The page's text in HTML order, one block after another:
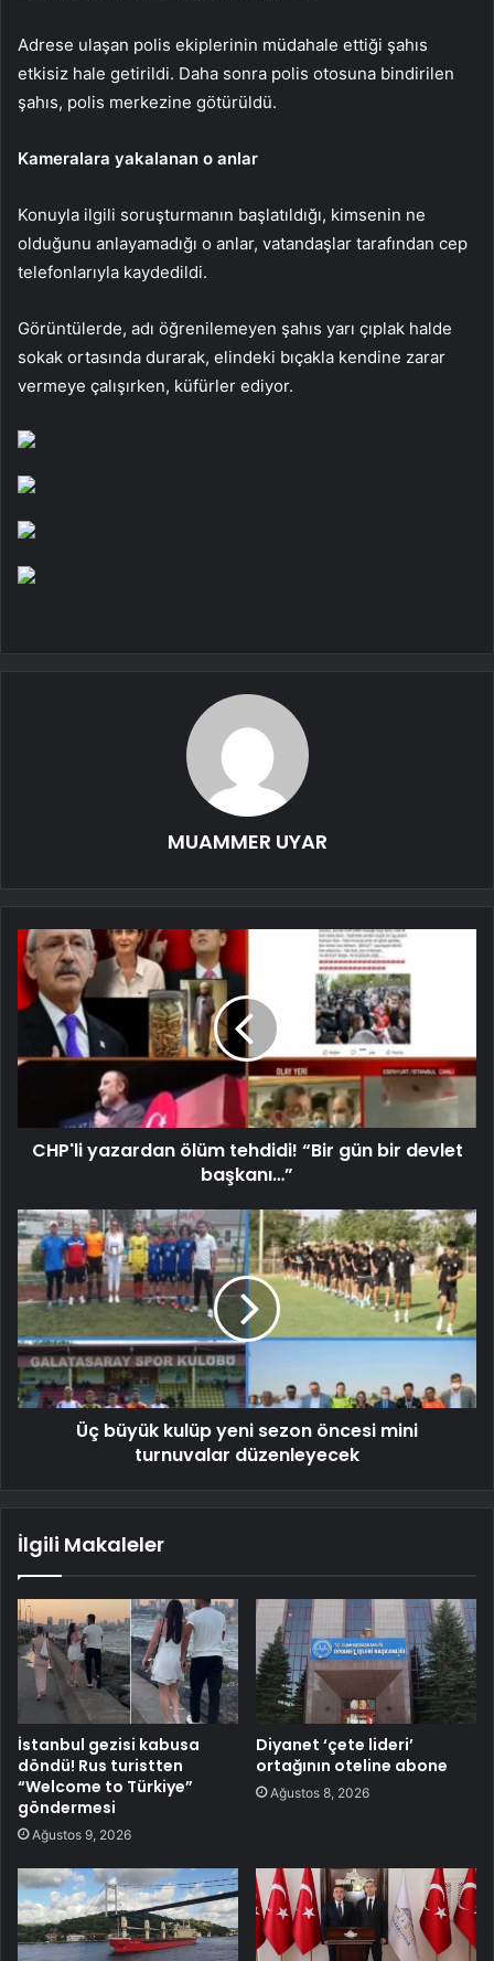
Adrese ulaşan polis ekiplerinin müdahale ettiği şahıs
etkisiz hale getirildi. Daha sonra polis otosuna bindirilen
şahıs, polis merkezine götürüldü.
Kameralara yakalanan o anlar
Konuyla ilgili soruşturmanın başlatıldığı, kimsenin ne
olduğunu anlayamadığı o anlar, vatandaşlar tarafından cep
telefonlarıyla kaydedildi.
Görüntülerde, adı öğrenilemeyen şahıs yarı çıplak halde
sokak ortasında durarak, elindeki bıçakla kendine zarar
vermeye çalışırken, küfürler ediyor.
MUAMMER UYAR
CHP'li yazardan ölüm tehdidi! “Bir gün bir devlet
başkanı…”
Üç büyük kulüp yeni sezon öncesi mini
turnuvalar düzenleyecek
İlgili Makaleler
İstanbul gezisi kabusa
döndü! Rus turistten
“Welcome to Türkiye”
göndermesi
Ağustos 9, 2026
Diyanet ‘çete lideri’
ortağının oteline abone
Ağustos 8, 2026